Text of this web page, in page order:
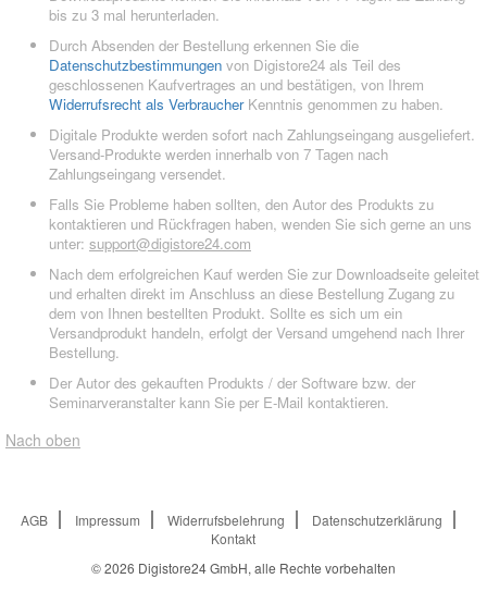
bis zu 3 mal herunterladen.
Durch Absenden der Bestellung erkennen Sie die
Datenschutzbestimmungen von Digistore24 als Teil des
geschlossenen Kaufvertrages an und bestätigen, von Ihrem
Widerrufsrecht als VerbraucherKenntnis genommen zu haben.
Digitale Produkte werden sofort nach Zahlungseingang ausgeliefert.
Versand-Produkte werden innerhalb von 7 Tagen nach
Zahlungseingang versendet.
Falls Sie Probleme haben sollten, den Autor des Produkts zu
kontaktieren und Rückfragen haben, wenden Sie sich gerne an uns
unter: support@digistore24.com
Nach dem erfolgreichen Kauf werden Sie zur Downloadseite geleitet
und erhalten direkt im Anschluss an diese Bestellung Zugang zu
dem von Ihnen bestellten Produkt. Sollte es sich um ein
Versandprodukt handeln, erfolgt der Versand umgehend nach Ihrer
Bestellung.
Der Autor des gekauften Produkts / der Software bzw. der
Seminarveranstalter kann Sie per E-Mail kontaktieren.
Nach oben
AGB Impressum Widerrufsbelehrung
Datenschutzerklärung
Kontakt
© 2026 Digistore24 GmbH, alle Rechte vorbehalten